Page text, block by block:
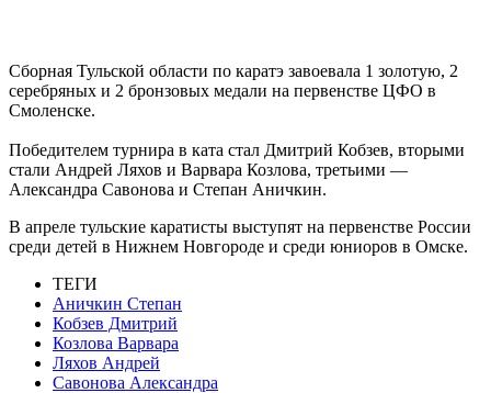
Сборная Тульской области по каратэ завоевала 1 золотую, 2
серебряных и 2 бронзовых медали на первенстве ЦФО в
Смоленске.
Победителем турнира в ката стал Дмитрий Кобзев, вторыми
стали Андрей Ляхов и Варвара Козлова, третьими —
Александра Савонова и Степан Аничкин.
В апреле тульские каратисты выступят на первенстве России
среди детей в Нижнем Новгороде и среди юниоров в Омске.
ТЕГИ
Аничкин Степан
Кобзев Дмитрий
Козлова Варвара
Ляхов Андрей
Савонова Александра